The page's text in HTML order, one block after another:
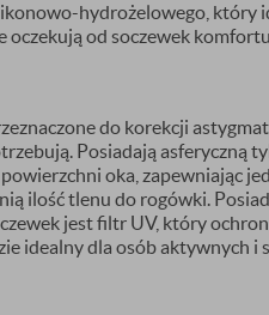
hydrożelowego, który
od soczewek
do korekcji
Posiadają asferyczną
oka, zapewniając
ilość tlenu do rogówki.
jest filtr UV, który
idealny dla osób aktywnych i
na